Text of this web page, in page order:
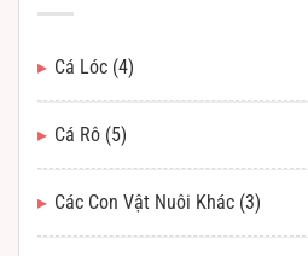
Cá Lóc (4)
Cá Rô (5)
Các Con Vật Nuôi Khác (3)